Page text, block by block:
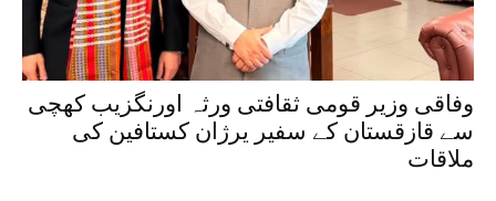
وفاقی وزیر قومی ثقافتی ورثہ اورنگزیب کھچی
سے قازقستان کے سفیر یرژان کستافین کی
ملاقات